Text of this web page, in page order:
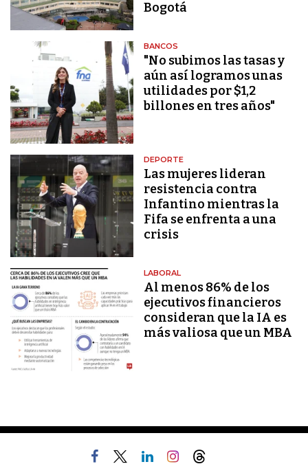
Bogotá
BANCOS
"No subimos las tasas y
aún así logramos unas
utilidades por $1,2
billones en tres años"
DEPORTE
Las mujeres lideran
resistencia contra
Infantino mientras la
Fifa se enfrenta a una
crisis
LABORAL
Al menos 86% de los
ejecutivos financieros
consideran que la IA es
más valiosa que un MBA